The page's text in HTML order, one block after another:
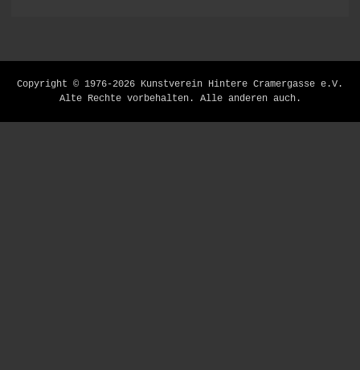
Hoch
scrollen
Copyright © 1976-2026 Kunstverein Hintere Cramergasse e.V.
Alte Rechte vorbehalten. Alle anderen auch.